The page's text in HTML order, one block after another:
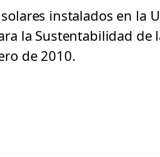
instalados en la
la Sustentabilidad de
de 2010.